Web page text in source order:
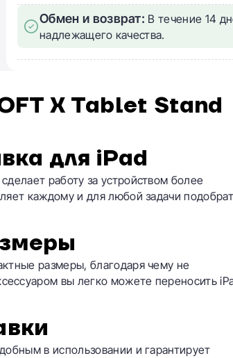
Обмен и возврат: В течение 14
надлежащего качества.
X Tablet Stand
для iPad
работу за устройством более
каждому и для любой задачи
размеры, благодаря чему не
вы легко можете переносить
в использовании и гарантирует